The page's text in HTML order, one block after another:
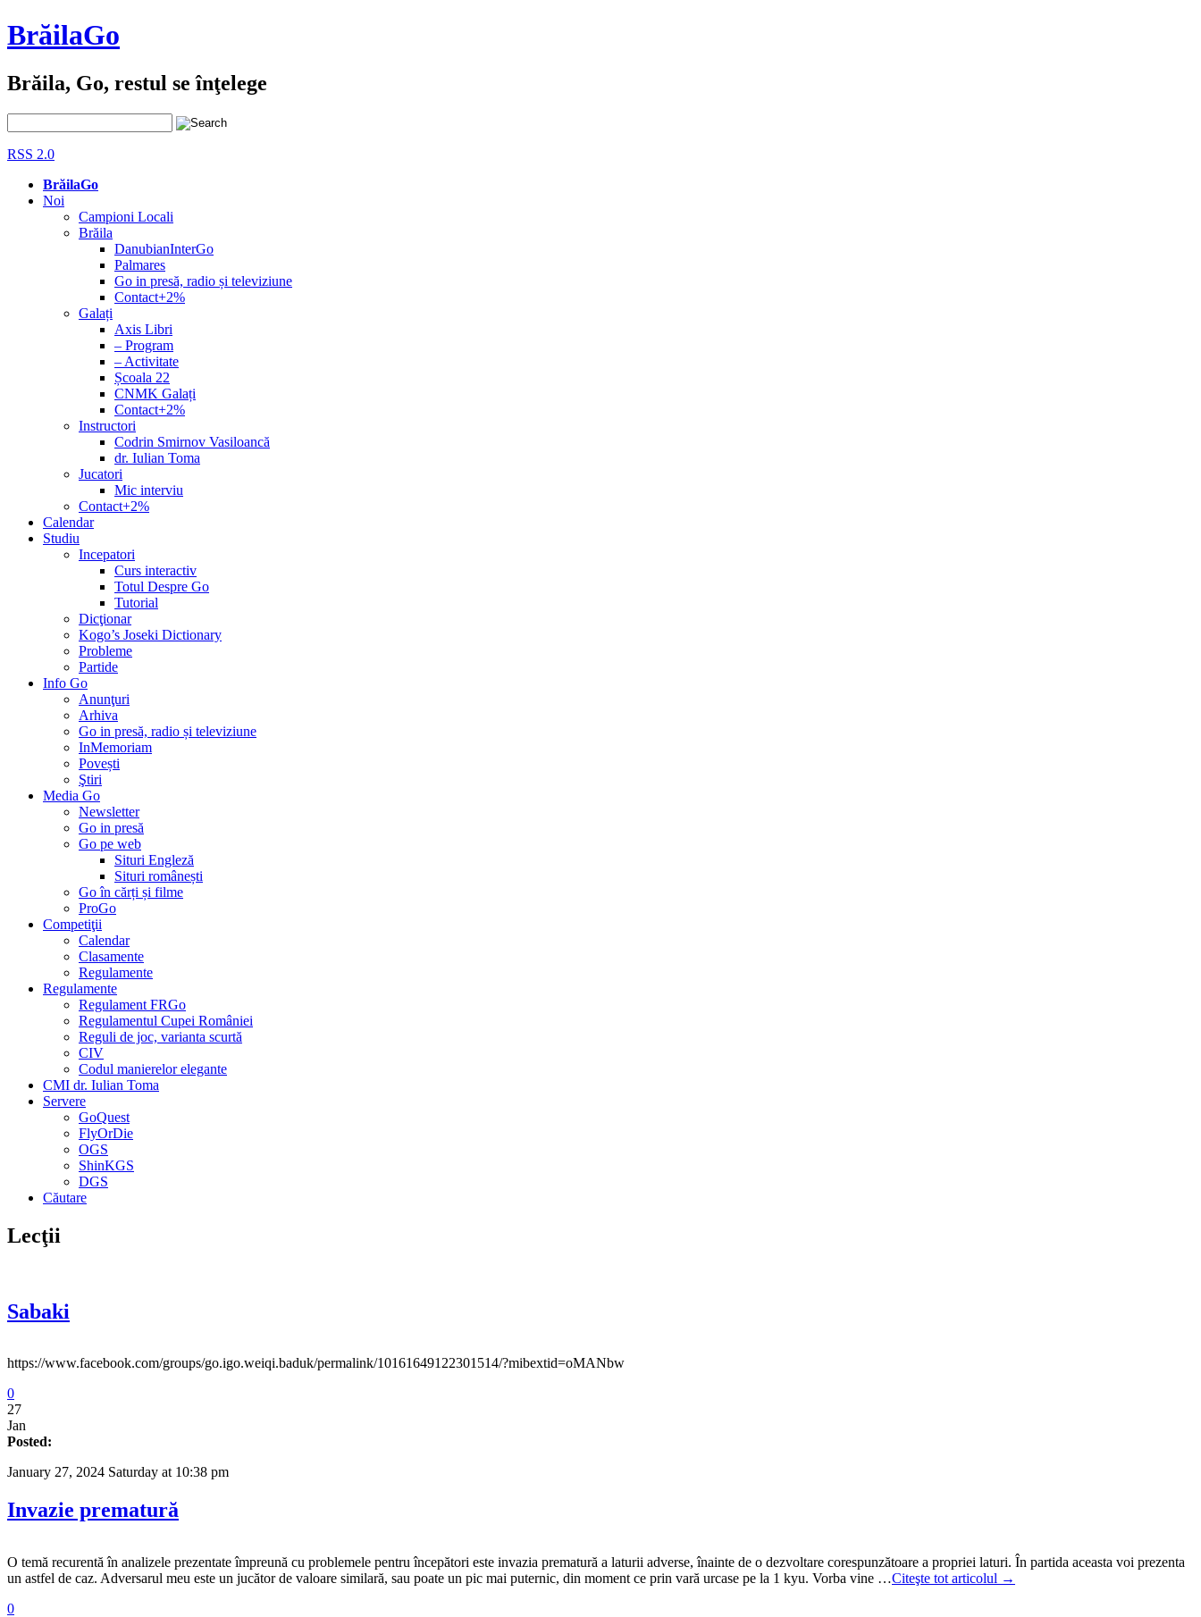
BrăilaGo
Brăila, Go, restul se înţelege
RSS 2.0
BrăilaGo
Noi
Campioni Locali
Brăila
DanubianInterGo
Palmares
Go in presă, radio și televiziune
Contact+2%
Galați
Axis Libri
– Program
– Activitate
Școala 22
CNMK Galați
Contact+2%
Instructori
Codrin Smirnov Vasiloancă
dr. Iulian Toma
Jucatori
Mic interviu
Contact+2%
Calendar
Studiu
Incepatori
Curs interactiv
Totul Despre Go
Tutorial
Dicţionar
Kogo’s Joseki Dictionary
Probleme
Partide
Info Go
Anunţuri
Arhiva
Go in presă, radio și televiziune
InMemoriam
Povești
Ştiri
Media Go
Newsletter
Go in presă
Go pe web
Situri Engleză
Situri românești
Go în cărți și filme
ProGo
Competiţii
Calendar
Clasamente
Regulamente
Regulamente
Regulament FRGo
Regulamentul Cupei României
Reguli de joc, varianta scurtă
CIV
Codul manierelor elegante
CMI dr. Iulian Toma
Servere
GoQuest
FlyOrDie
OGS
ShinKGS
DGS
Căutare
Lecţii
Sabaki
https://www.facebook.com/groups/go.igo.weiqi.baduk/permalink/10161649122301514/?mibextid=oMANbw
0
27
Jan
Posted:
January 27, 2024 Saturday at 10:38 pm
Invazie prematură
O temă recurentă în analizele prezentate împreună cu problemele pentru începători este invazia prematură a laturii adverse, înainte de o dezvoltare corespunzătoare a propriei laturi. În partida aceasta voi prezenta
un astfel de caz. Adversarul meu este un jucător de valoare similară, sau poate un pic mai puternic, din moment ce prin vară urcase pe la 1 kyu. Vorba vine …Citeşte tot articolul →
0